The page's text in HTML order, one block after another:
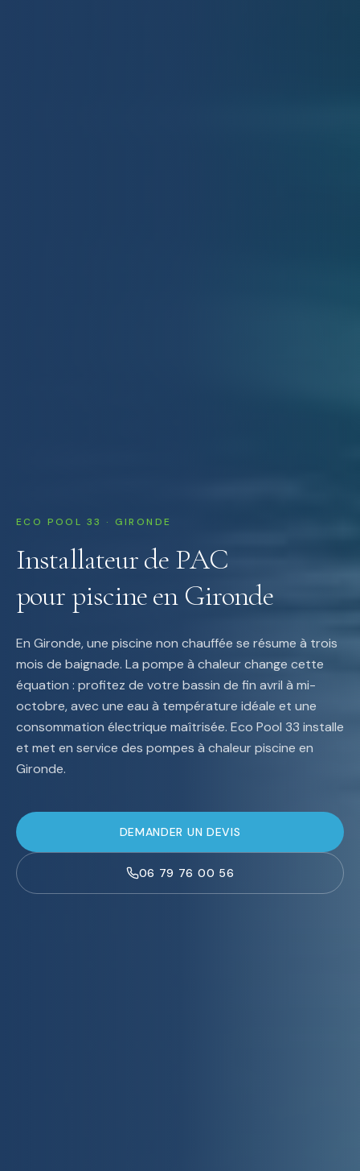
ECO POOL 33 · GIRONDE
Installateur de PAC
pour piscine en Gironde
En Gironde, une piscine non chauffée se résume à trois
mois de baignade. La pompe à chaleur change cette
équation : profitez de votre bassin de fin avril à mi-
octobre, avec une eau à température idéale et une
consommation électrique maîtrisée. Eco Pool 33 installe
et met en service des pompes à chaleur piscine en
Gironde.
DEMANDER UN DEVIS
06 79 76 00 56